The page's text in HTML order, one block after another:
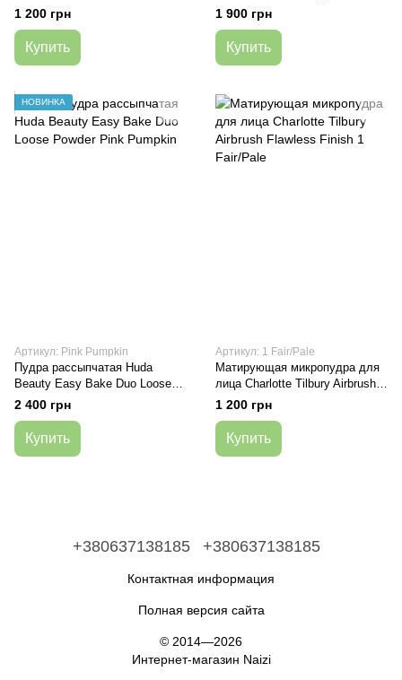
Neutral, 8 г
1 200 грн
Купить
Translucent 10 г
1 900 грн
Купить
НОВИНКА
Артикул: Pink Pumpkin
Пудра рассыпчатая Huda
Beauty Easy Bake Duo Loose
Powder Pink Pumpkin 2 x 6,5 г
2 400 грн
Купить
Артикул: 1 Fair/Pale
Матирующая микропудра для
лица Charlotte Tilbury Airbrush
Flawless Finish 1 Fair/Pale
1 200 грн
Купить
+380637138185 +380637138185
Контактная информация
Полная версия сайта
© 2014—2026
Интернет-магазин Naizi